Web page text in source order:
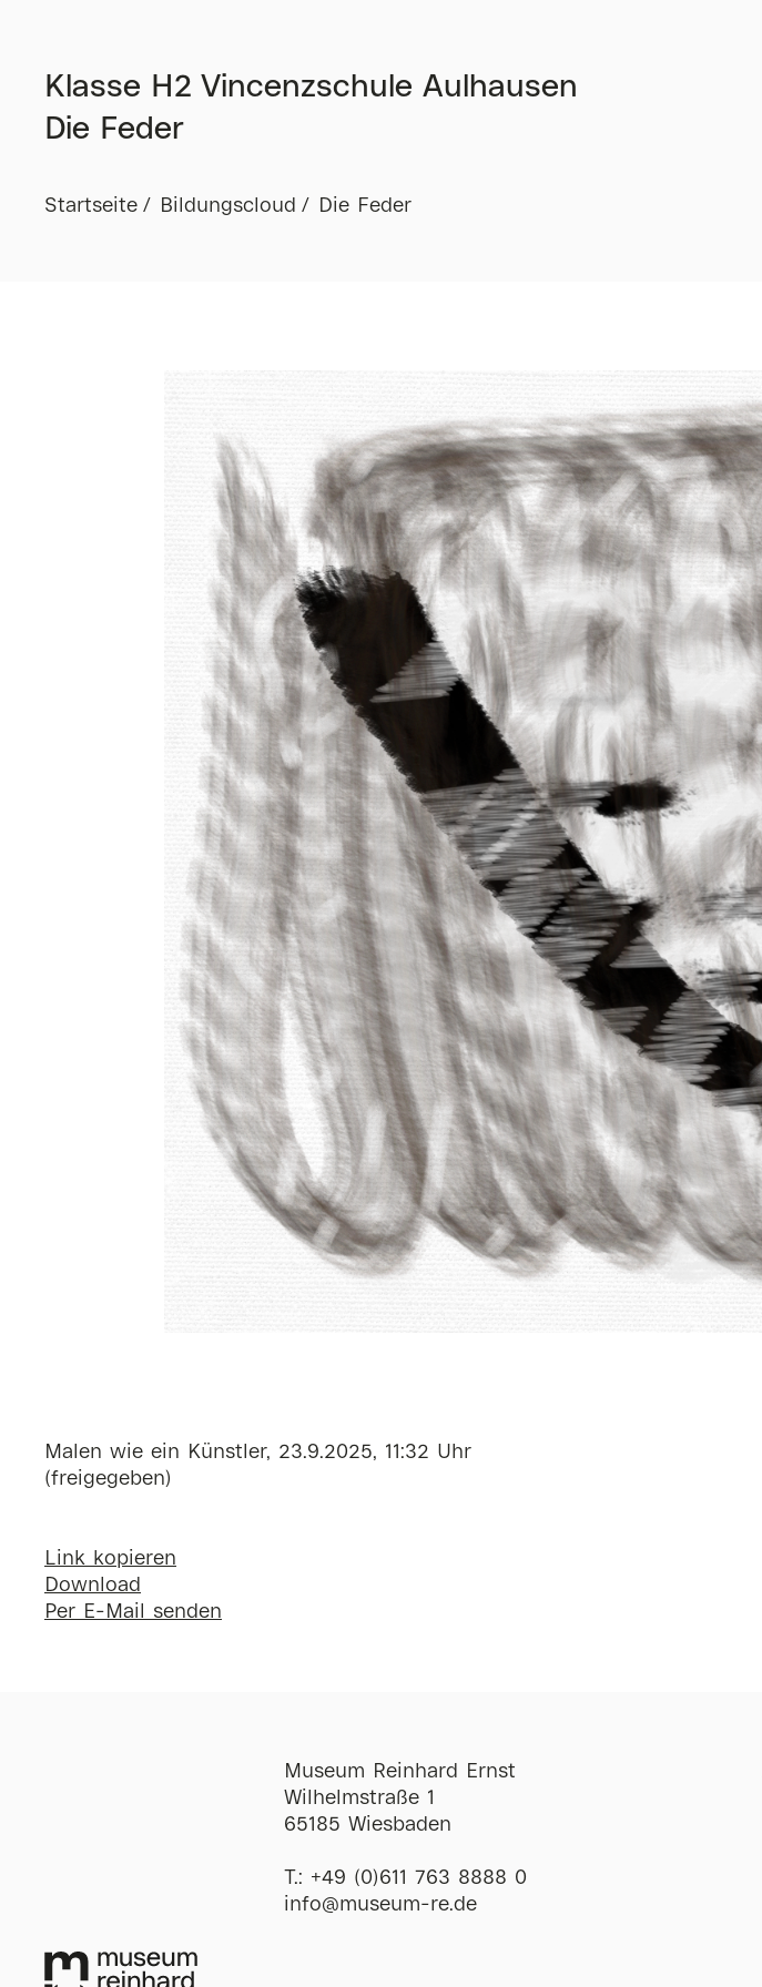
Klasse H2 Vincenzschule Aulhausen
Die Feder
Startseite Bildungscloud Die Feder
Malen wie ein Künstler, 23.9.2025, 11:32 Uhr
(freigegeben)
Link kopieren
Download
Per E-Mail senden
Museum Reinhard Ernst
Wilhelmstraße 1
65185 Wiesbaden
T.: +49 (0)611 763 8888 0
ofni@museum-re de